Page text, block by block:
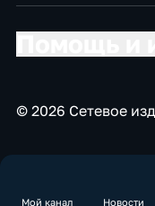
Мой канал Новости
© 2026 Сетевое